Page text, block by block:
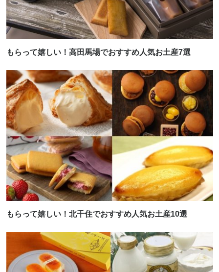
もらって嬉しい！高田馬場でおすすめ人気お土産7選
もらって嬉しい！北千住でおすすめ人気お土産10選